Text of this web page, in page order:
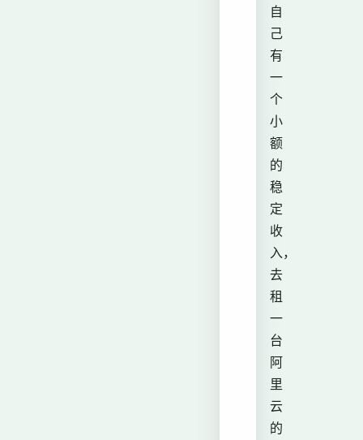
自
己
有
一
个
小
额
的
稳
定
收
入，
去
租
一
台
阿
里
云
的